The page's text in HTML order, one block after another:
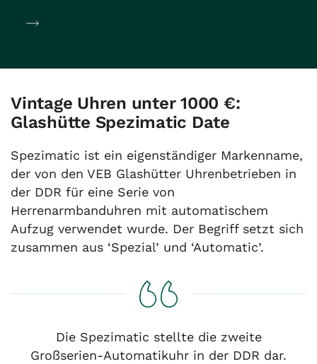
Vintage Uhren unter 1000 €:
Glashütte Spezimatic Date
Spezimatic ist ein eigenständiger Markenname,
der von den VEB Glashütter Uhrenbetrieben in
der DDR für eine Serie von
Herrenarmbanduhren mit automatischem
Aufzug verwendet wurde. Der Begriff setzt sich
zusammen aus ‘Spezial’ und ‘Automatic’.
Die Spezimatic stellte die zweite
Großserien-Automatikuhr in der DDR dar.